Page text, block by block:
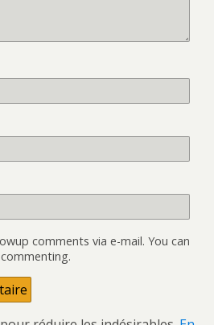
comments via e-mail. You can